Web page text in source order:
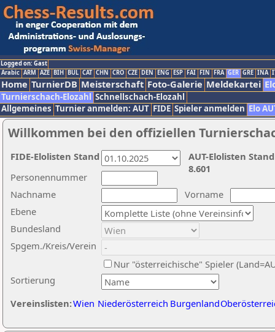
Logged on: Gast
Arabic ARM AZE BIH BUL CAT CHN CRO CZE DEN ENG ESP FAI FIN FRA GER GRE INA
Home TurnierDB Meisterschaft Foto-Galerie Meldekartei
Turnierschach-Elozahl Schnellschach-Elozahl
Allgemeines Turnier anmelden: AUT FIDE Spieler anmelden Elo
Willkommen bei den offiziellen
Nachname
Vorname
Ebene
Sortierung
Personennummer
Bundesland
Spgem./Kreis/Verein
Nur "österreichische" Spieler
Vereinslisten:Wien Niederösterreich Burgenland
AUT-Elolisten
8.601
FIDE-Elolisten Stand